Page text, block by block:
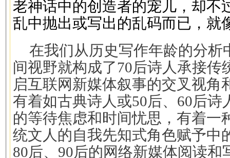
老神话中的创造者的宠儿，却不
乱中抛出或写出的乱码而已，就
在我们从历史写作年龄的分析
间视野就构成了70后诗人承接传
启互联网新媒体叙事的交叉视角
有着如古典诗人或50后、 60后诗
的等待焦虑和时间忧思，有着一
统文人的自我先知式角色赋予中
80后、 90后的网络新媒体阅读和